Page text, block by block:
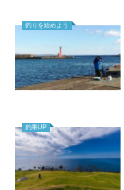
釣りを始めよう
釣果UP